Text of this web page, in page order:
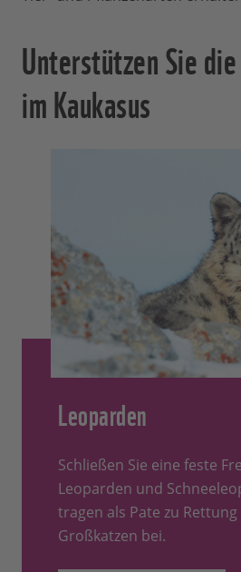
Unterstützen Sie
im Kaukasus
Leoparden
Schließen Sie eine feste
Leoparden und
tragen als Pate zu
Großkatzen bei.